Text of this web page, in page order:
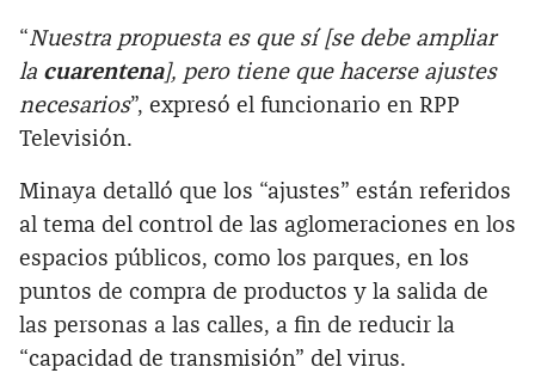
“Nuestra propuesta es que sí [se debe ampliar
la cuarentena], pero tiene que hacerse ajustes
necesarios”, expresó el funcionario en RPP
Televisión.
Minaya detalló que los “ajustes” están referidos
al tema del control de las aglomeraciones en los
espacios públicos, como los parques, en los
puntos de compra de productos y la salida de
las personas a las calles, a fin de reducir la
“capacidad de transmisión” del virus.